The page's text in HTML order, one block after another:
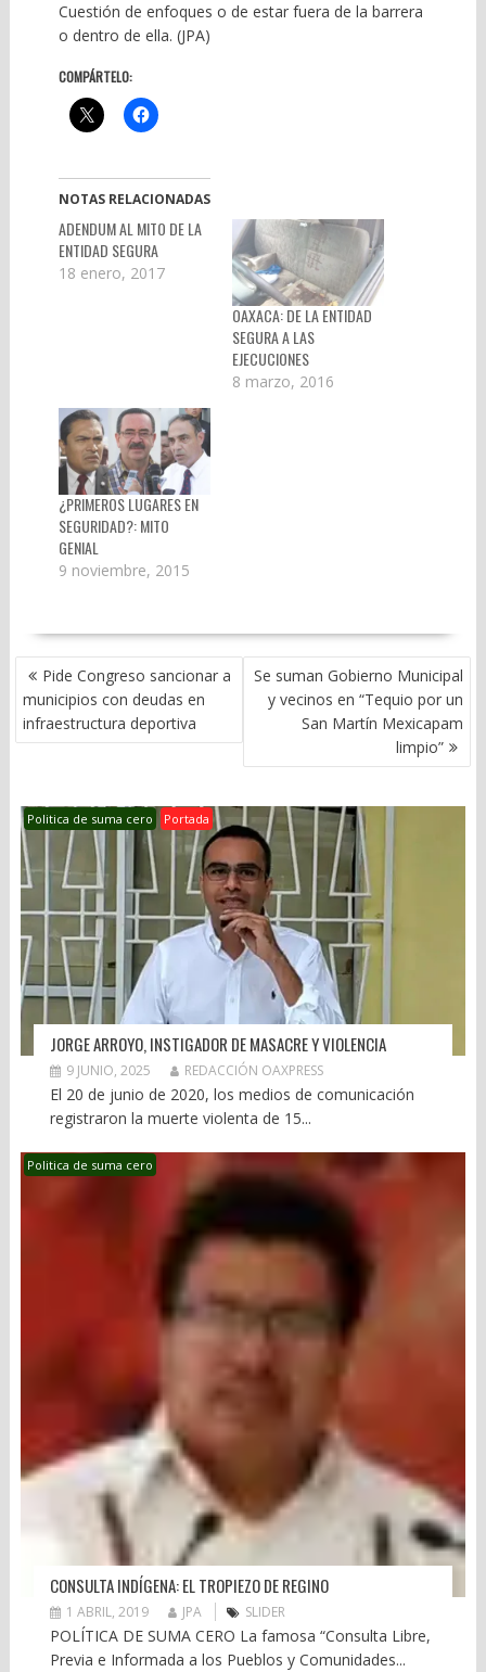
Cuestión de enfoques o de estar fuera de la barrera
o dentro de ella. (JPA)
COMPÁRTELO:
NOTAS RELACIONADAS
ADENDUM AL MITO DE LA
ENTIDAD SEGURA
18 enero, 2017
OAXACA: DE LA ENTIDAD
SEGURA A LAS
EJECUCIONES
8 marzo, 2016
¿PRIMEROS LUGARES EN
SEGURIDAD?: MITO
GENIAL
9 noviembre, 2015
NAVEGACIÓN
DE
ENTRADAS
Pide Congreso sancionar a
municipios con deudas en
infraestructura deportiva
Se suman Gobierno Municipal
y vecinos en “Tequio por un
San Martín Mexicapam
limpio”
Politica de suma cero Portada
JORGE ARROYO, INSTIGADOR DE MASACRE Y VIOLENCIA
9 JUNIO, 2025 REDACCIÓN OAXPRESS
El 20 de junio de 2020, los medios de comunicación
registraron la muerte violenta de 15...
Politica de suma cero
CONSULTA INDÍGENA: EL TROPIEZO DE REGINO
1 ABRIL, 2019 JPA SLIDER
POLÍTICA DE SUMA CERO La famosa “Consulta Libre,
Previa e Informada a los Pueblos y Comunidades...